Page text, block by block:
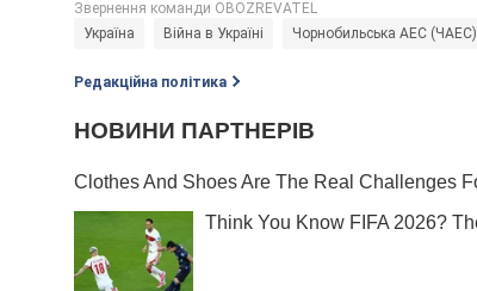
Україна Війна в Україні Чорнобильська АЕС (ЧАЕС)
Редакційна політика